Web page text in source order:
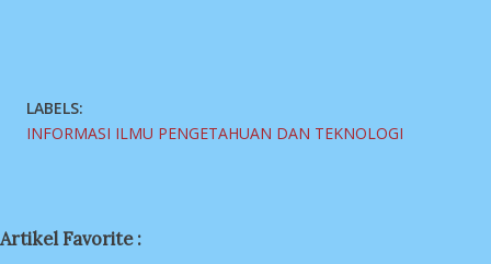
LABELS:
INFORMASI ILMU PENGETAHUAN DAN TEKNOLOGI
Artikel Favorite :